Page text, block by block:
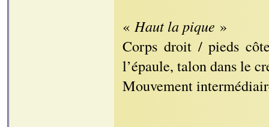
« Haut la pique »
Corps droit / pieds
l’épaule, talon dans le
Mouvement